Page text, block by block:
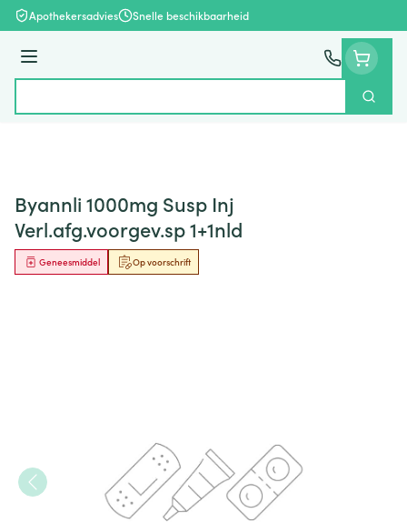
Ga naar de inhoud
Apothekersadvies Snelle beschikbaarheid
Menu
Zoek
Byannli 1000mg Susp Inj
Verl.afg.voorgev.sp 1+1nld
Op voorschrift
Geneesmiddel